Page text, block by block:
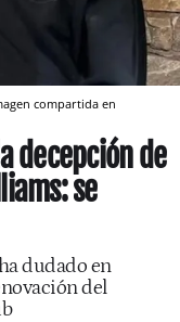
compartida en
decepción de
se
dudado en
del